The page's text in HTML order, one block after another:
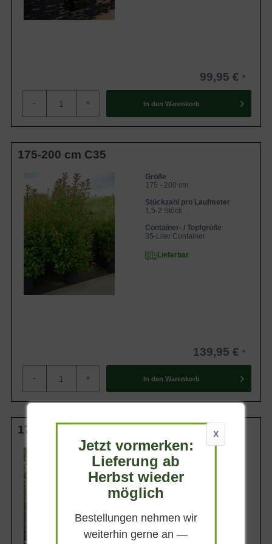
auftreten. Sind Teile der Pflanze damit befallen, sollten
diese umgehend entfernt werden. Funigzide können helfen
Punkten jeweils noch einmal genauer nachlesen.
Für eine ausführliche Beratung bezüglich der Auswahl der
Sorte, stehen wir Ihnen gerne zur Verfügung.
Zur Gesamtauswahl Heckenpflanzen
99,95 €
- + In den Warenkorb
175-200 cm C35
Größe
175 - 200 cm
Stückzahl pro Laufmeter
1,5-2 Stück
Container- / Topfgröße
35-Liter Container
Lieferbar
139,95 €
- + In den Warenkorb
175-200 cm C50
Größe
175 - 200 cm
Stückzahl pro Laufmeter
1,25-1,5 Stück
Lieferbar
X
Jetzt vormerken:
Lieferung ab
Herbst wieder
möglich
Bestellungen nehmen wir
weiterhin gerne an —